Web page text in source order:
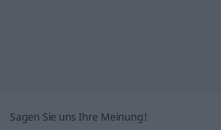
Sagen Sie uns Ihre Meinung!